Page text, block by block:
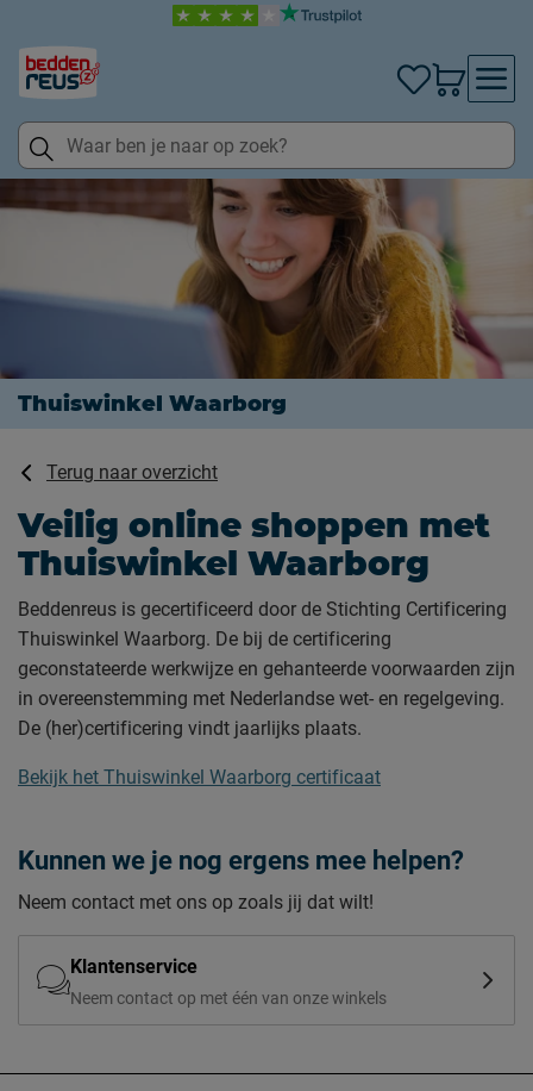
Thuiswinkel Waarborg
Terug naar overzicht
Veilig online shoppen met
Thuiswinkel Waarborg
Beddenreus is gecertificeerd door de Stichting Certificering
Thuiswinkel Waarborg. De bij de certificering
geconstateerde werkwijze en gehanteerde voorwaarden zijn
in overeenstemming met Nederlandse wet- en regelgeving.
De (her)certificering vindt jaarlijks plaats.
Bekijk het Thuiswinkel Waarborg certificaat
Kunnen we je nog ergens mee helpen?
Neem contact met ons op zoals jij dat wilt!
Klantenservice
Neem contact op met één van onze winkels